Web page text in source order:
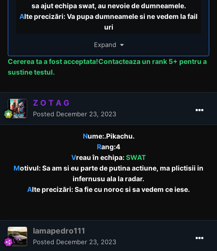
sa ajut echipa swat, au nevoie de dumneamele.
Alte precizări: Va pupa dumneamele si ne vedem la fail
uri
Expand
Cerereata a fost acceptata!Contacteaza un rank 5+ pentru a
sustine testul.
Z O T A G
Posted December 23, 2023
Nume:.Pikachu.
Rang:4
Vreau în echipa:SWAT
Motivul: Sa am si eu parte de putina actiune, ma plictisii in
infernusu ala la radar.
Alte precizări: Sa fie cu noroc si sa vedem ce iese.
lamapedro111
Posted December 23, 2023